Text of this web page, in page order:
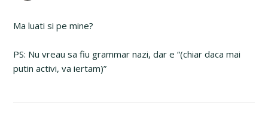
Ma luati si pe mine?
PS: Nu vreau sa fiu grammar nazi, dar e “(chiar daca mai
putin activi, va iertam)”